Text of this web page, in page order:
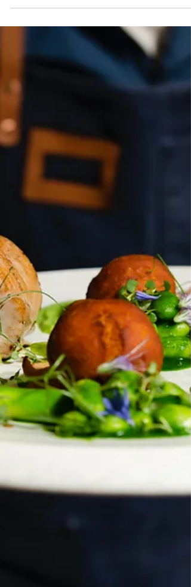
gerações do que conseguimos contar.
Árvores que estavam aqui quando os
romanos chegaram, que sobreviveram às
invasões bárbaras, aos mouros, à peste-
negra, às guerras e às secas.